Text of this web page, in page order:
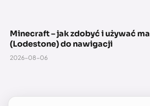
Minecraft – jak zdobyć i używać
(Lodestone) do nawigacji
2026-08-06